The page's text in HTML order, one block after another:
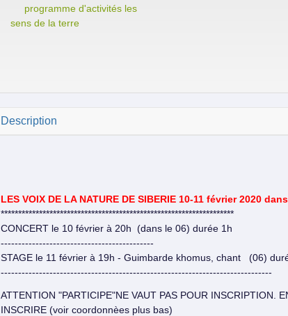
programme d'activités les
sens de la terre
Description
LES VOIX DE LA NATURE DE SIBERIE 10-11 février 2020
*******************************************************************
CONCERT le 10 février à 20h (dans le 06) durée 1h
--------------------------------------------
STAGE le 11 février à 19h - Guimbarde khomus, chant (06)
------------------------------------------------------------------------------
ATTENTION "PARTICIPE"NE VAUT PAS POUR INSCRIPTION.
INSCRIRE (voir coordonnèes plus bas)